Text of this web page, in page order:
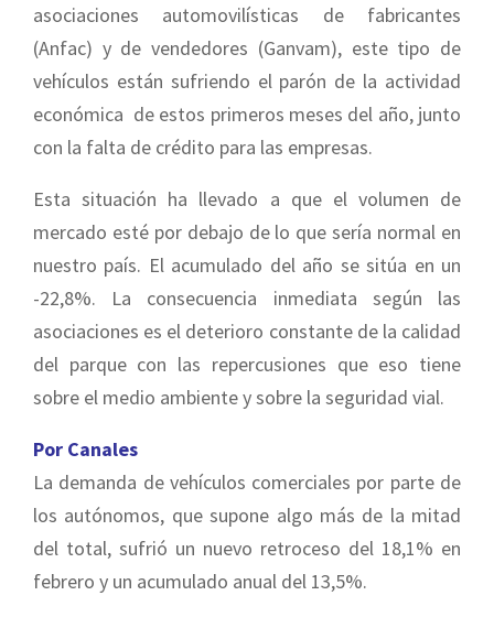
asociaciones automovilísticas de fabricantes
(Anfac) y de vendedores (Ganvam), este tipo de
vehículos están sufriendo el parón de la actividad
económica de estos primeros meses del año, junto
con la falta de crédito para las empresas.
Esta situación ha llevado a que el volumen de
mercado esté por debajo de lo que sería normal en
nuestro país. El acumulado del año se sitúa en un
-22,8%. La consecuencia inmediata según las
asociaciones es el deterioro constante de la calidad
del parque con las repercusiones que eso tiene
sobre el medio ambiente y sobre la seguridad vial.
Por Canales
La demanda de vehículos comerciales por parte de
los autónomos, que supone algo más de la mitad
del total, sufrió un nuevo retroceso del 18,1% en
febrero y un acumulado anual del 13,5%.